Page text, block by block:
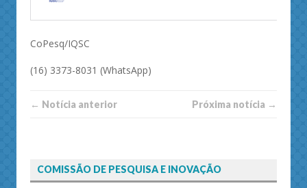
CoPesq/IQSC
(16) 3373-8031 (WhatsApp)
← Notí­cia anterior Próxima notí­­cia →
COMISSÃO DE PESQUISA E INOVAÇÃO